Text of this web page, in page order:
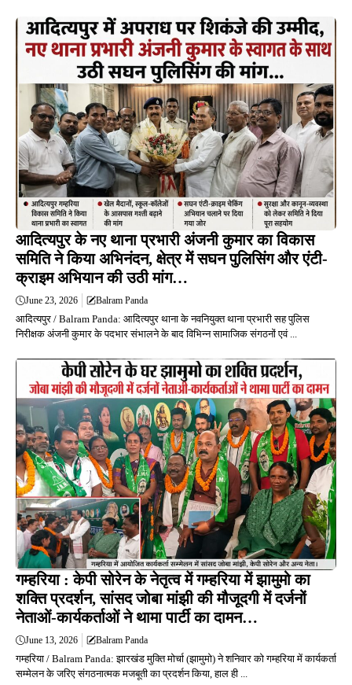
आदित्यपुर के नए थाना प्रभारी अंजनी कुमार का विकास
समिति ने किया अभिनंदन, क्षेत्र में सघन पुलिसिंग और एंटी-
क्राइम अभियान की उठी मांग…
June 23, 2026 Balram Panda
आदित्यपुर / Balram Panda: आदित्यपुर थाना के नवनियुक्त थाना प्रभारी सह पुलिस
निरीक्षक अंजनी कुमार के पदभार संभालने के बाद विभिन्न सामाजिक संगठनों एवं ...
गम्हरिया : केपी सोरेन के नेतृत्व में गम्हरिया में झामुमो का
शक्ति प्रदर्शन, सांसद जोबा मांझी की मौजूदगी में दर्जनों
नेताओं-कार्यकर्ताओं ने थामा पार्टी का दामन…
June 13, 2026 Balram Panda
गम्हरिया / Balram Panda: झारखंड मुक्ति मोर्चा (झामुमो) ने शनिवार को गम्हरिया में कार्यकर्ता
सम्मेलन के जरिए संगठनात्मक मजबूती का प्रदर्शन किया, हाल ही ...